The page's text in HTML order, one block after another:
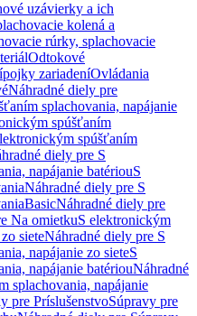
uzávierky a ich
kolená a
rúrky, splachovacie
Odtokové
zariadeníOvládania
Náhradné diely pre
splachovania, napájanie
spúšťaním
spúšťaním
diely pre S
napájanie batériouS
Náhradné diely pre S
BasicNáhradné diely pre
Na omietkuS elektronickým
sieteNáhradné diely pre S
napájanie zo sieteS
napájanie batériouNáhradné
splachovania, napájanie
pre PríslušenstvoSúpravy pre